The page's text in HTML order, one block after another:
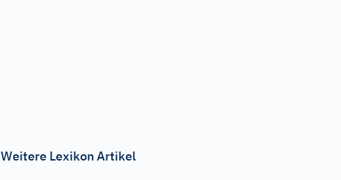
Weitere Lexikon Artikel